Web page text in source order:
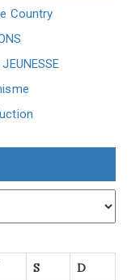
Country
S D